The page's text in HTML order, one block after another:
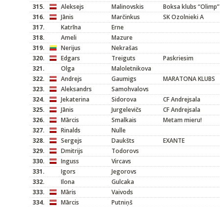
315.
Aleksejs Malinovskis
Boksa klubs “Olimp”
316.
Jānis Marčinkus
SK Ozolnieki A
317.
Katrīna
Erne
318.
Ameli
Mazure
319.
Nerijus
Nekrašas
320.
Edgars Treiguts
Paskriesim
321.
Olga
Maloletnikova
322.
Andrejs Gaumigs
MARATONA KLUBS
323.
Aleksandrs
Samohvalovs
324.
Jekaterina Sidorova
CF Andrejsala
325.
Jānis Jurgelevičs
CF Andrejsala
326.
Mārcis Smalkais
Metam mieru!
327.
Rinalds
Nulle
328.
Sergejs Daukšts
EXANTE
329.
Dmitrijs
Todorovs
330.
Inguss
Vircavs
331.
Igors
Jegorovs
332.
Ilona
Gulcaka
333.
Māris
Vaivods
334.
Mārcis
Putniņš